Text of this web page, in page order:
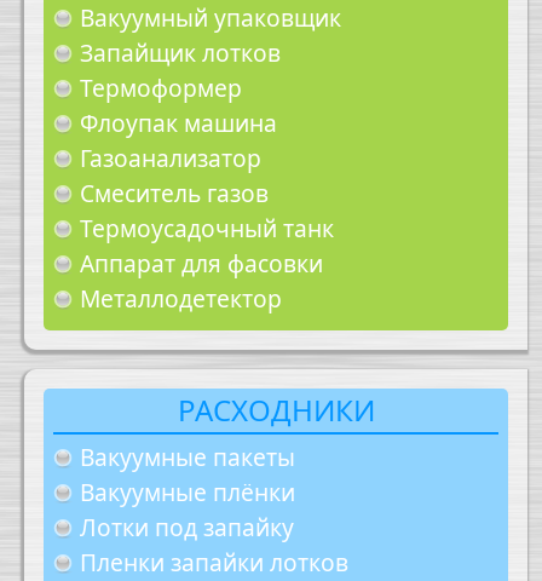
Вакуумный упаковщик
Запайщик лотков
Термоформер
Флоупак машина
Газоанализатор
Смеситель газов
Термоусадочный танк
Аппарат для фасовки
Металлодетектор
РАСХОДНИКИ
Вакуумные пакеты
Вакуумные плёнки
Лотки под запайку
Пленки запайки лотков